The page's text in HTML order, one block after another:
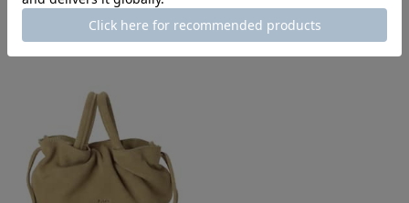
¥64,900
40% OFF
¥64,900
¥38,940 40% OFF